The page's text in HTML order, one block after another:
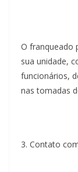
O franqueado
sua unidade,
funcionários,
nas tomadas
3. Contato